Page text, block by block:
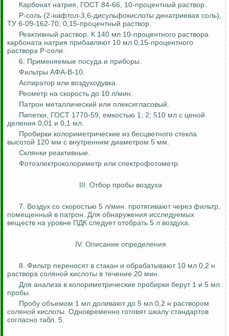
Карбонат натрия, ГОСТ 84-66, 10-процентный раствор.
Р-соль (2-нафтол-3,6-дисульфокислоты динатриевая соль),
ТУ 6-09-162-70, 0,15-процентный раствор.
Реактивный раствор. К 140 мл 10-процентного раствора
карбоната натрия прибавляют 10 мл 0,15-процентного
раствора Р-соли.
6. Применяемые посуда и приборы.
Фильтры АФА-В-10.
Аспиратор или воздуходувка.
Реометр на скорость до 10 л/мин.
Патрон металлический или плексигласовый.
Пипетки, ГОСТ 1770-59, емкостью 1; 2; 510 мл с ценой
деления 0,01 и 0,1 мл.
Пробирки колориметрические из бесцветного стекла
высотой 120 мм с внутренним диаметром 5 мм.
Склянки реактивные.
Фотоэлектроколориметр или спектрофотометр.
III. Отбор пробы воздуха
7. Воздух со скоростью 5 л/мин. протягивают через фильтр,
помещенный в патрон. Для обнаружения исследуемых
веществ на уровне ПДК следует отобрать 5 л воздуха.
IV. Описание определения
8. Фильтр переносят в стакан и обрабатывают 10 мл 0,2 н
раствора соляной кислоты в течение 20 мин.
Для анализа в колориметрические пробирки берут 1 и 5 мл
пробы.
Пробу объемом 1 мл доливают до 5 мл 0,2 н раствором
соляной кислоты. Одновременно готовят шкалу стандартов
согласно табл. 5.